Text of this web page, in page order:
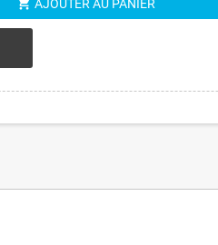
AJOUTER AU PANIER